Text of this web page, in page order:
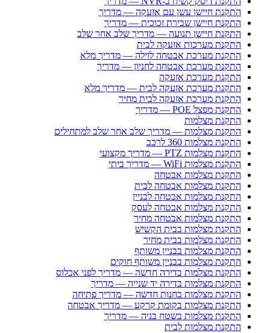
התקנת חיישן עשן עם אזעקה — מדריך
התקנת חיישן שבירת זכוכית — מדריך
התקנת חיישן תנועה — מדריך שלב אחר שלב
התקנת מערכות אזעקה לבית
התקנת מערכת אבטחה לוילה — מדריך מלא
התקנת מערכת אבטחה לחניון — מדריך
התקנת מערכת אזעקה
התקנת מערכת אזעקה לבית — מדריך מלא
התקנת מערכת אזעקה לבית מחיר
התקנת מפצל POE — מדריך
התקנת מצלמות
התקנת מצלמות — מדריך שלב אחר שלב למתחילים
התקנת מצלמות 360 לרכב
התקנת מצלמות PTZ — מדריך מקצועי
התקנת מצלמות WiFi — מדריך ביתי
התקנת מצלמות אבטחה
התקנת מצלמות אבטחה לבית
התקנת מצלמות אבטחה לבניין
התקנת מצלמות אבטחה לעסק
התקנת מצלמות אבטחה מחיר
התקנת מצלמות בבית הקשיש
התקנת מצלמות בבית מחיר
התקנת מצלמות בבניין משותף
התקנת מצלמות בבניין משותף חוקים
התקנת מצלמות בדירה חדשה — מדריך לפני אכלוס
התקנת מצלמות בדירה יד שנייה — מדריך
התקנת מצלמות בחנות חדשה — מדריך פתיחה
התקנת מצלמות בקומת קרקע — מדריך אבטחה
התקנת מצלמות בשטח בניה — מדריך
התקנת מצלמות לבית